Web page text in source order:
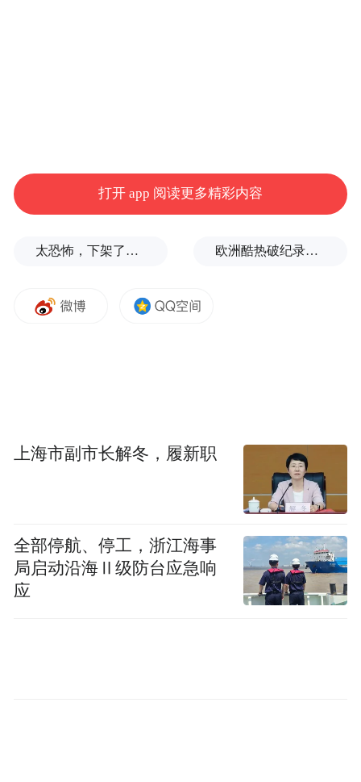
业标准、简化审核流程，为2户跨国集团办结
4笔新型离岸全球采购结算业务，适配企业全
轧差净额结算业务落地成效显著，首日为3家
结超期服务贸易代垫业务，解决大型制造企
业长期存在的资金结算堵点；落地涉外薪酬
兑付，简化申报流程、缩短发放周期，优化
涉外人才金融配套服务；依托跨国集团集中
收付试点政策，提前为本地大型产业集团搭
打开 app 阅读更多精彩内容
太恐怖，下架了，家长又玻璃心了？ 欧洲酷热破纪录！德国近1.2万人因高温丧生
上海市副市长解冬，履新职
全部停航、停工，浙江海事
局启动沿海Ⅱ级防台应急响
应